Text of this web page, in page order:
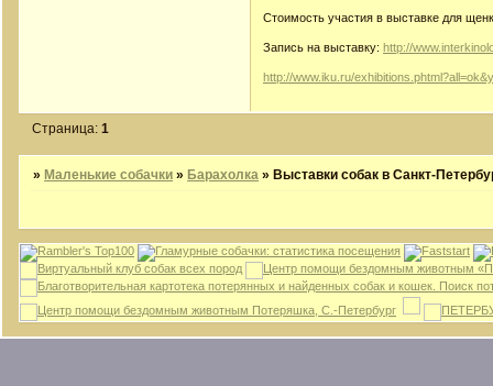
Стоимость участия в выставке для
Запись на выставку:http://
http://www.iku.ru/
Страница:1
» Маленькие собачки » Барахолка »Выставки собак в Санкт-